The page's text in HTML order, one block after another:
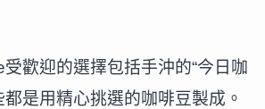
歡迎的選擇包括手沖的“今日咖
都是用精心挑選的咖啡豆製成。